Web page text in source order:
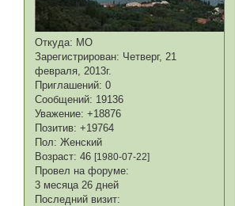
Откуда: МО
Зарегистрирован: Четверг, 21
февраля, 2013г.
Приглашений: 0
Сообщений: 19136
Уважение: +18876
Позитив: +19764
Пол: Женский
Возраст: 46[1980-07-22]
Провел на форуме:
3 месяца 26 дней
Последний визит: